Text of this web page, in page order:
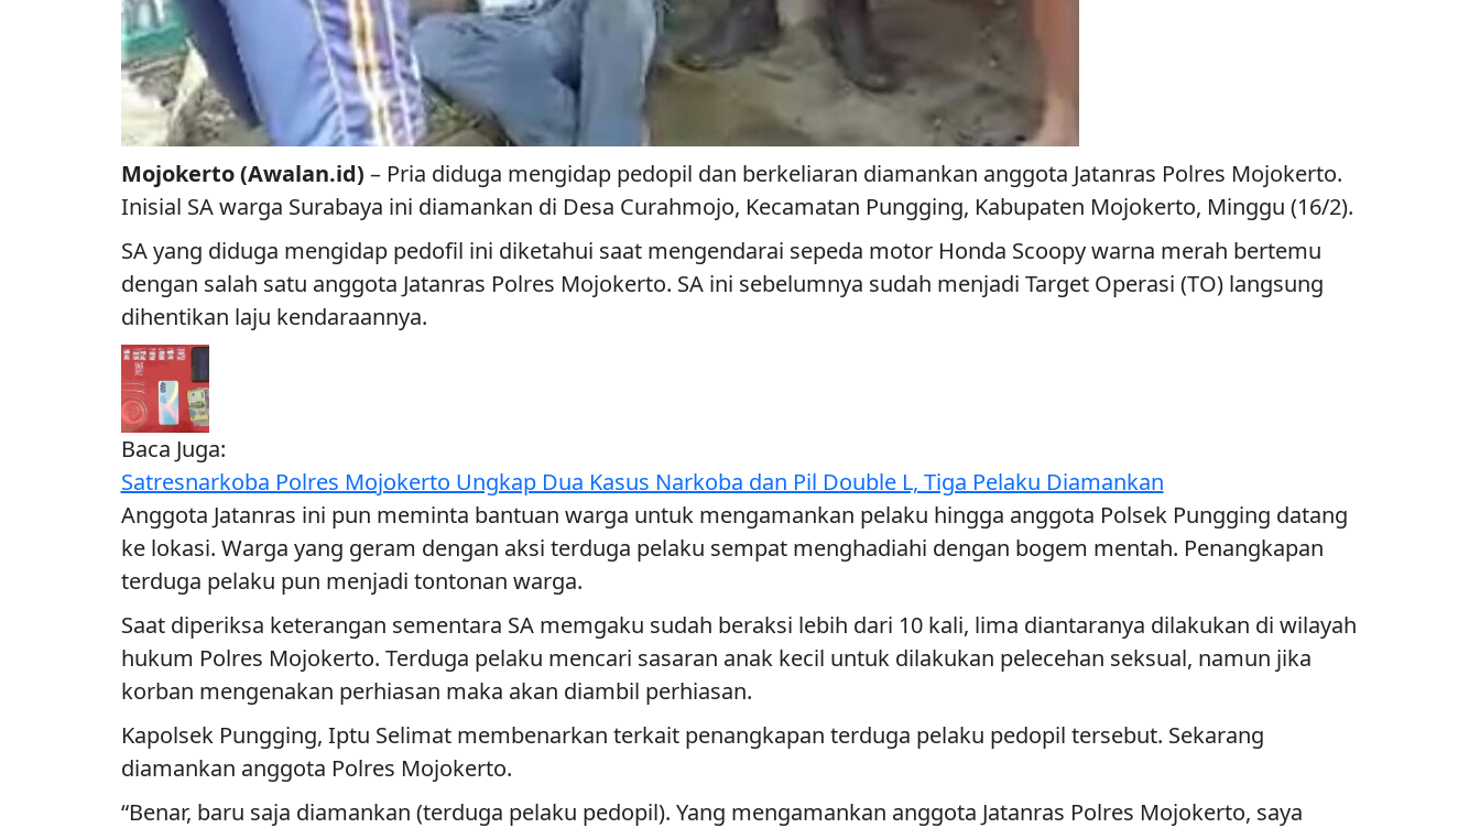
Mojokerto (Awalan.id) – Pria diduga mengidap pedopil dan berkeliaran diamankan anggota Jatanras Polres Mojokerto.
Inisial SA warga Surabaya ini diamankan di Desa Curahmojo, Kecamatan Pungging, Kabupaten Mojokerto, Minggu (16/2).
SA yang diduga mengidap pedofil ini diketahui saat mengendarai sepeda motor Honda Scoopy warna merah bertemu
dengan salah satu anggota Jatanras Polres Mojokerto. SA ini sebelumnya sudah menjadi Target Operasi (TO) langsung
dihentikan laju kendaraannya.
Baca Juga:
Satresnarkoba Polres Mojokerto Ungkap Dua Kasus Narkoba dan Pil Double L, Tiga Pelaku Diamankan
Anggota Jatanras ini pun meminta bantuan warga untuk mengamankan pelaku hingga anggota Polsek Pungging datang
ke lokasi. Warga yang geram dengan aksi terduga pelaku sempat menghadiahi dengan bogem mentah. Penangkapan
terduga pelaku pun menjadi tontonan warga.
Saat diperiksa keterangan sementara SA memgaku sudah beraksi lebih dari 10 kali, lima diantaranya dilakukan di wilayah
hukum Polres Mojokerto. Terduga pelaku mencari sasaran anak kecil untuk dilakukan pelecehan seksual, namun jika
korban mengenakan perhiasan maka akan diambil perhiasan.
Kapolsek Pungging, Iptu Selimat membenarkan terkait penangkapan terduga pelaku pedopil tersebut. Sekarang
diamankan anggota Polres Mojokerto.
“Benar, baru saja diamankan (terduga pelaku pedopil). Yang mengamankan anggota Jatanras Polres Mojokerto, saya